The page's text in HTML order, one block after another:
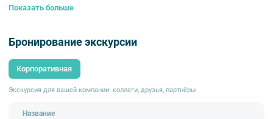
декор создают атмосферу дорогого ресторана на первом этаже
(электричество 6 кВт, 220 V, плазменный телевизор, музыкальная
система, радио, микрофон, подключение aux, bluetooth, отопление
салона), поэтому ваш отдых будет не только красивым, но и очень
комфортным.
Базовый причал – Фонтанка, 177.
Показать больше
Бронирование экскурсии
Корпоративная
Экскурсия для вашей компании: коллеги, друзья, партнёры
Название